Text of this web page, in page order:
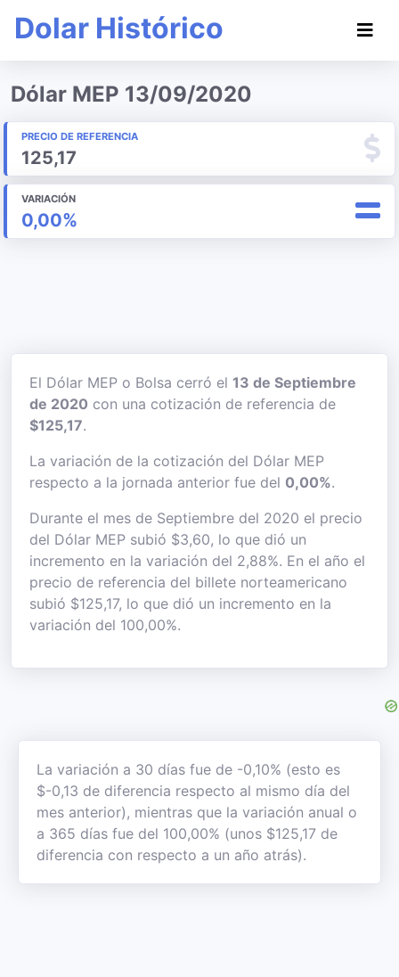
Dolar Histórico
Dólar MEP 13/09/2020
PRECIO DE REFERENCIA
125,17
VARIACIÓN
0,00%
El Dólar MEP o Bolsa cerró el 13 de Septiembre
de 2020 con una cotización de referencia de
$125,17.
La variación de la cotización del Dólar MEP
respecto a la jornada anterior fue del 0,00%.
Durante el mes de Septiembre del 2020 el precio
del Dólar MEP subió $3,60, lo que dió un
incremento en la variación del 2,88%. En el año el
precio de referencia del billete norteamericano
subió $125,17, lo que dió un incremento en la
variación del 100,00%.
La variación a 30 días fue de -0,10% (esto es
$-0,13 de diferencia respecto al mismo día del
mes anterior), mientras que la variación anual o
a 365 días fue del 100,00% (unos $125,17 de
diferencia con respecto a un año atrás).